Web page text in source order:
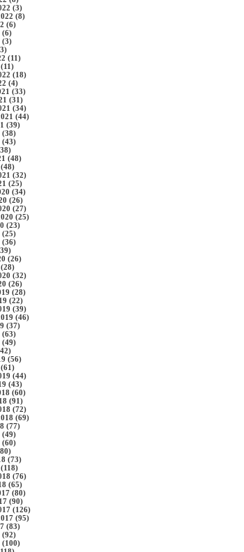
(3)
(8)
(6)
(6)
(3)
(11)
(18)
(4)
(33)
(31)
(34)
(44)
(39)
(38)
(43)
(48)
(32)
(25)
(34)
(26)
(27)
(25)
(23)
(25)
(36)
(26)
(32)
(26)
(28)
(22)
(39)
(46)
(37)
(63)
(49)
(56)
(44)
(43)
(60)
(91)
(72)
(69)
(77)
(49)
(60)
(73)
(76)
(65)
(80)
(90)
(126)
(95)
(83)
(92)